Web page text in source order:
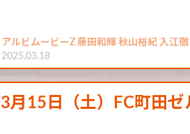
アルビムービーZ 藤田和輝 秋山裕紀 入江
2025.03.18
3月15日（土）FC町田